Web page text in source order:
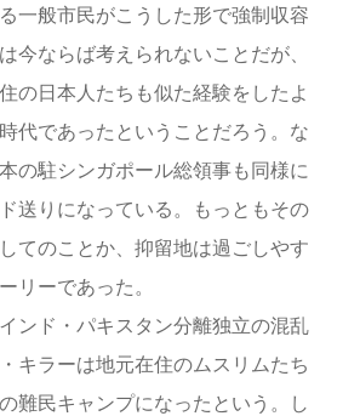
一般市民がこうした形で強制収容
今ならば考えられないことだが、
の日本人たちも似た経験をしたよ
代であったということだろう。な
の駐シンガポール総領事も同様に
送りになっている。もっともその
てのことか、抑留地は過ごしやす
リーであった。
ンド・パキスタン分離独立の混乱
キラーは地元在住のムスリムたち
難民キャンプになったという。し